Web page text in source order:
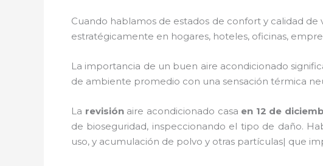
Cuando hablamos de estados de confort y calidad de
estratégicamente en hogares, hoteles, oficinas,
La importancia de un buen aire acondicionado
de ambiente promedio con una sensación térmica
La revisiónaire acondicionado casa en 12 de
de bioseguridad, inspeccionando el tipo de daño.
uso, y acumulación de polvo y otras partículas| que